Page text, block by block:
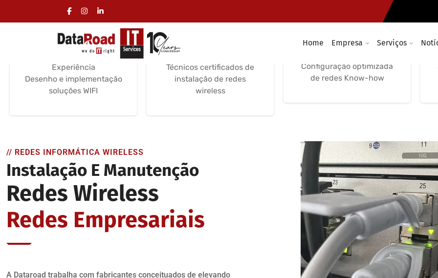
Home Empresa Serviços
Desenho de Redes
Wifi
Serviços de instalação
Certificações /
Experiência
Desenho e implementação
soluções WIFI
WIFI
Soluções empresas
Técnicos certificados de
instalação de redes
wireless
wireless optimização e
Configuração optimizada
de redes Know-how
// REDES INFORMÁTICA WIRELESS
Instalação E Manutenção
Redes Wireless
Redes Empresariais
A Dataroad trabalha com fabricantes conceituados de elevando